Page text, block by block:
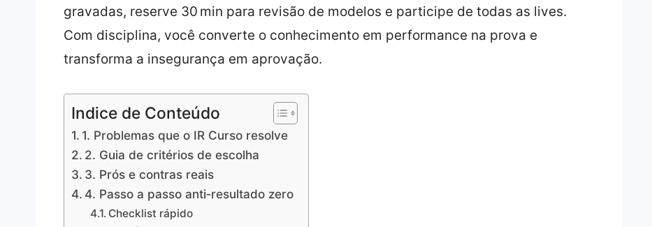
gravadas, reserve 30 min para revisão de modelos e participe de todas as lives.
Com disciplina, você converte o conhecimento em performance na prova e
transforma a insegurança em aprovação.
Indice de Conteúdo
1. Problemas que o IR Curso resolve
2. Guia de critérios de escolha
3. Prós e contras reais
4. Passo a passo anti‑resultado zero
Checklist rápido